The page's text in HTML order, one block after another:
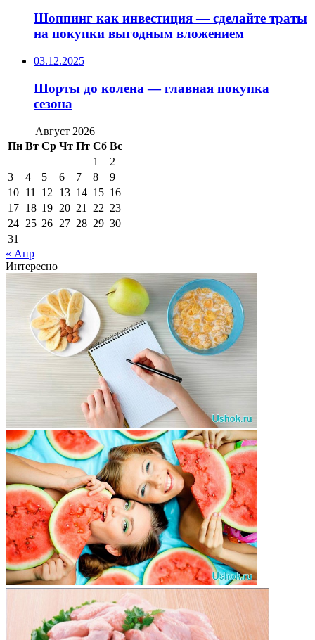
Шоппинг как инвестиция — сделайте траты
на покупки выгодным вложением
03.12.2025
Шорты до колена — главная покупка
сезона
Август 2026
Пн Вт Ср Чт Пт Сб Вс
1
2
3
4 5 6 7 8
9
10 11 12 13 14 15 16
17 18 19 20 21 22 23
24 25 26 27 28 29 30
31
« Апр
Интересно